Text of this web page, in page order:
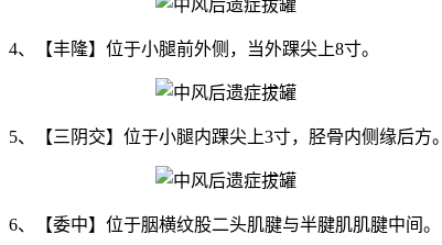
4、【丰隆】位于小腿前外侧，当外踝尖上8寸。
5、【三阴交】位于小腿内踝尖上3寸，胫骨内侧缘后方。
6、【委中】位于胭横纹股二头肌腱与半腱肌肌腱中间。